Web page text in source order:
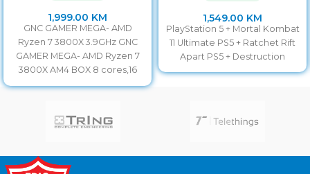
1,999.00 KM
GNC GAMER MEGA- AMD
Ryzen 7 3800X 3.9GHz GNC
GAMER MEGA- AMD Ryzen 7
3800X AM4 BOX 8 cores,16
threads,3.9GHz
1,549.00 KM
PlayStation 5 + Mortal Kombat
11 Ultimate PS5 + Ratchet Rift
Apart PS5 + Destruction